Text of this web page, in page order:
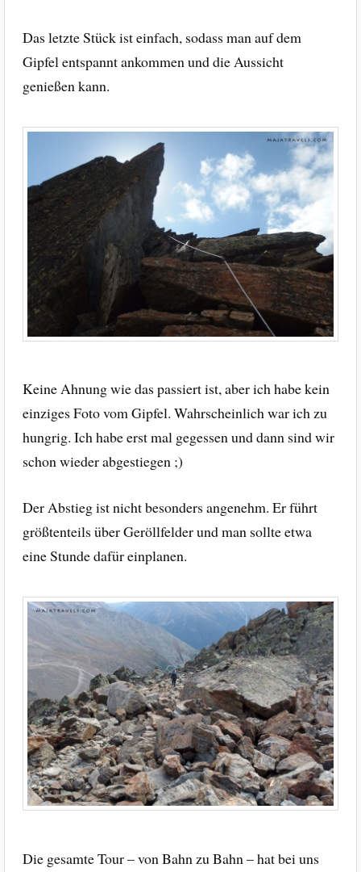
Das letzte Stück ist einfach, sodass man auf dem
Gipfel entspannt ankommen und die Aussicht
genießen kann.
Keine Ahnung wie das passiert ist, aber ich habe kein
einziges Foto vom Gipfel. Wahrscheinlich war ich zu
hungrig. Ich habe erst mal gegessen und dann sind wir
schon wieder abgestiegen ;)
Der Abstieg ist nicht besonders angenehm. Er führt
größtenteils über Geröllfelder und man sollte etwa
eine Stunde dafür einplanen.
Die gesamte Tour – von Bahn zu Bahn – hat bei uns